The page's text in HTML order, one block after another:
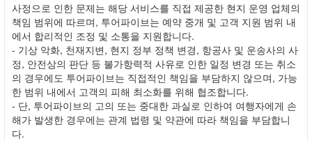
사정으로 인한 문제는 해당 서비스를 직접 제공한 현지 운영 업체의
책임 범위에 따르며, 투어파이브는 예약 중개 및 고객 지원 범위 내
에서 합리적인 조정 및 소통을 지원합니다.
- 기상 악화, 천재지변, 현지 정부 정책 변경, 항공사 및 운송사의 사
정, 안전상의 판단 등 불가항력적 사유로 인한 일정 변경 또는 취소
의 경우에도 투어파이브는 직접적인 책임을 부담하지 않으며, 가능
한 범위 내에서 고객의 피해 최소화를 위해 협조합니다.
- 단, 투어파이브의 고의 또는 중대한 과실로 인하여 여행자에게 손
해가 발생한 경우에는 관계 법령 및 약관에 따라 책임을 부담합니
다.